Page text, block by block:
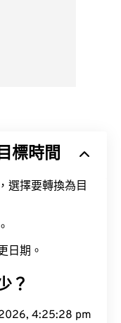
標時間
選擇要轉換為目
日期。
？
4:25:29 pm